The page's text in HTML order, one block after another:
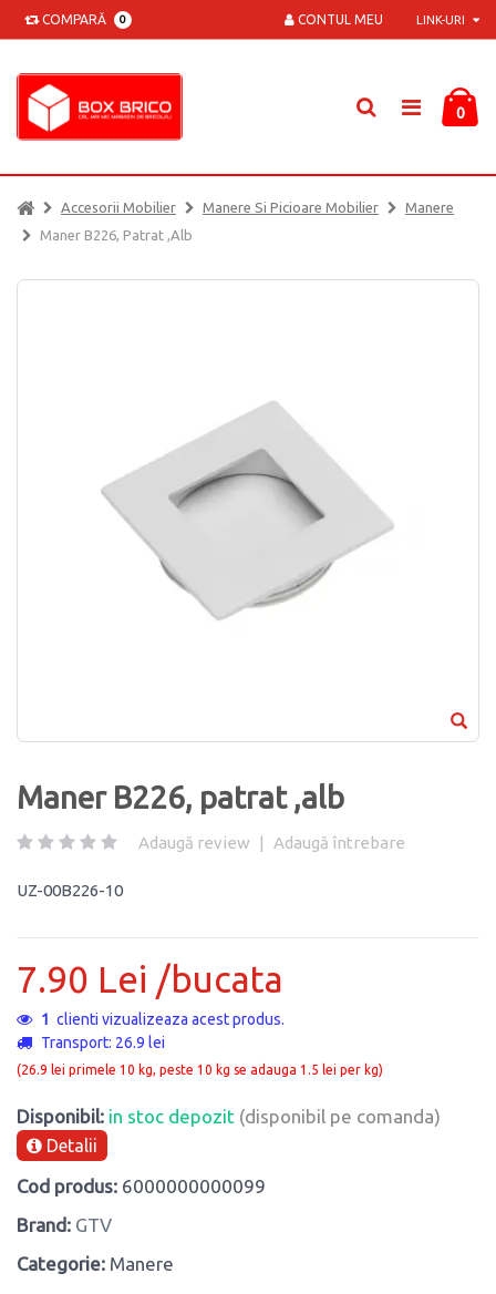
COMPARĂ 0 LINK-URI
CONTUL MEU
0
Accesorii Mobilier Manere Si Picioare Mobilier
Manere
Maner B226, Patrat ,alb
Maner B226, patrat ,alb
Adaugă review | Adaugă întrebare
UZ-00B226-10
7.90 Lei /bucata
1 clienti vizualizeaza acest produs.
Transport: 26.9 lei
(26.9 lei primele 10 kg, peste 10 kg se adauga 1.5 lei per kg)
Disponibil: in stoc depozit (disponibil pe comanda)
Detalii
Cod produs: 6000000000099
Brand: GTV
Categorie: Manere